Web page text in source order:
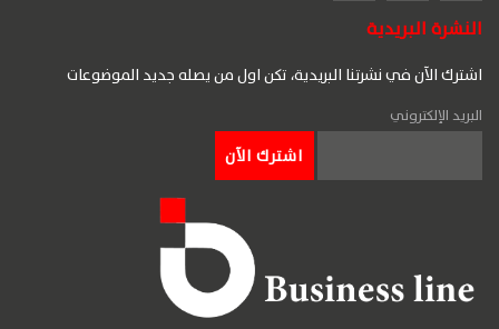
النشرة البريدية
اشترك الآن في نشرتنا البريدية، تكن اول من يصله جديد الموضوعات
البريد الإلكتروني